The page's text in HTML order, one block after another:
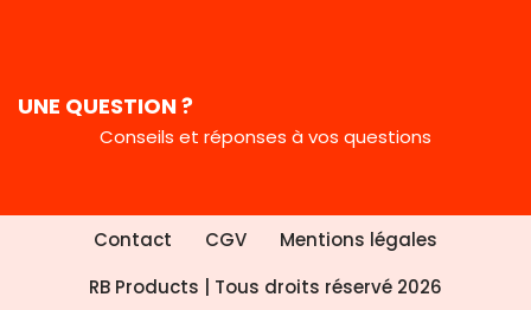
UNE QUESTION ?
Conseils et réponses à vos questions
Contact CGV
Mentions légales
RB Products | Tous droits réservé 2026